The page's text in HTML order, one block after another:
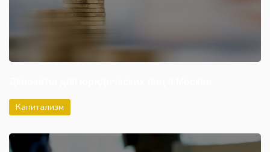
Капитализм